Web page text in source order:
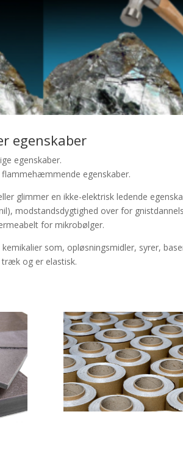
egenskaber
egenskaber.
flammehæmmende egenskaber.
glimmer en ikke-elektrisk ledende
modstandsdygtighed over for
for mikrobølger.
som, opløsningsmidler, syrer,
træk og er elastisk.